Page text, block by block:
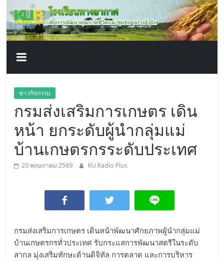
content
โรงเรียน
ทาง
อากาศ​
เพื่อ
พัฒนา
คุณภาพ
ชีวิต
ข่าวกิจกรรม
กรมส่งเสริมการเกษตร เดิน
หน้า ยกระดับผู้นำกลุ่มแม่
บ้านเกษตรกรระดับประเทศ
20 พฤษภาคม 2569 KU Radio Plus
กรมส่งเสริมการเกษตร เดินหน้าพัฒนาศักยภาพผู้นำกลุ่มแม่
บ้านเกษตรกรทั่วประเทศ รับกระแสการพัฒนาสตรีในระดับ
สากล มุ่งเสริมทักษะด้านดิจิทัล การตลาด และการบริหาร